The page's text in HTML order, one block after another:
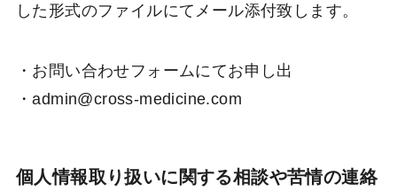
した形式のファイルにてメール添付致します。
・お問い合わせフォームにてお申し出
・admin@cross-medicine.com
個人情報取り扱いに関する相談や苦情の連絡